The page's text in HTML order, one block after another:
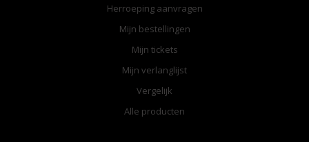
Herroeping aanvragen
Mijn bestellingen
Mijn tickets
Mijn verlanglijst
Vergelijk
Alle producten